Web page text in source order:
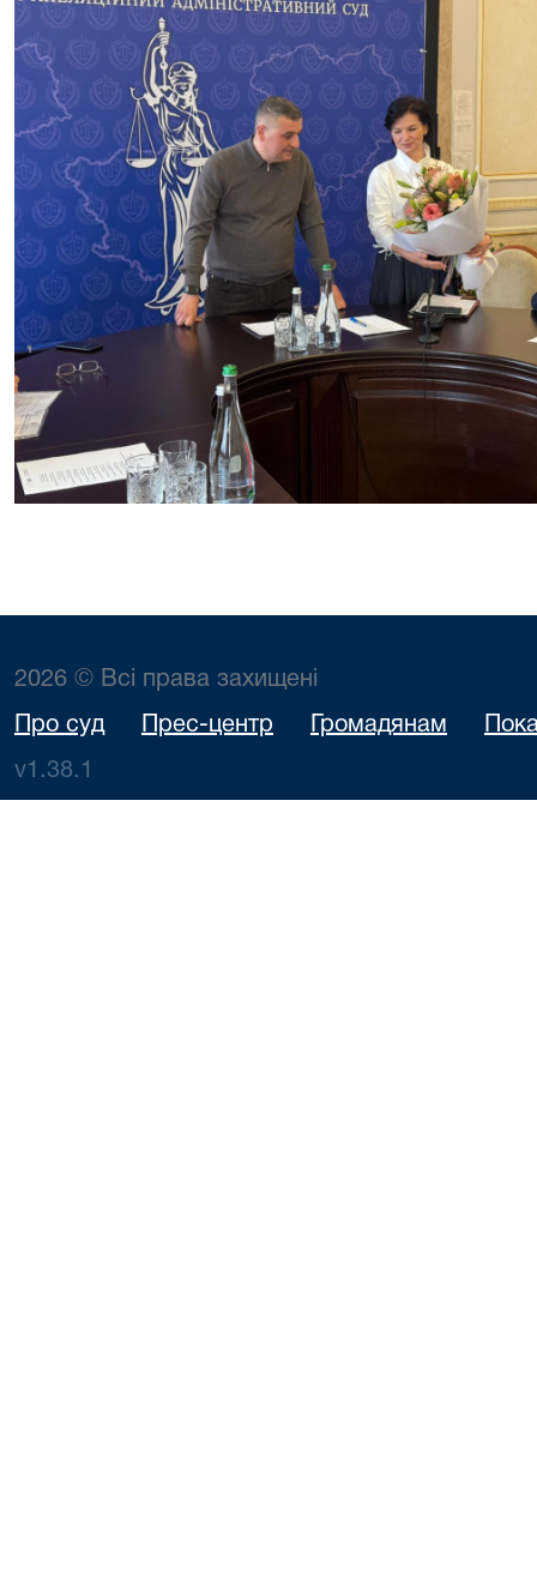
2026 © Всі права захищені
Про суд Прес-центр Громадянам
v1.38.1